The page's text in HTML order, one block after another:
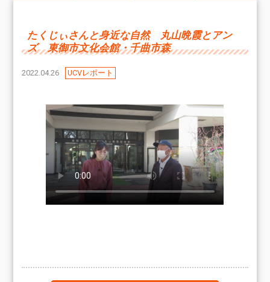
たくじぃさんと身近な自然 丸山晩霞とアン
ズ 東御市文化会館・千曲市森
2022.04.26 UCVレポート